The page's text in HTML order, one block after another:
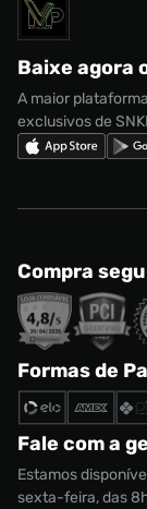
Marcas
adidas Campus
Nike Shox
Política de
Regulamento
Regulamento
Solicite seus dados
Baixe agora
A maior
exclusivos de
Compra
Formas de
Fale com a
Estamos
sexta-feira, das